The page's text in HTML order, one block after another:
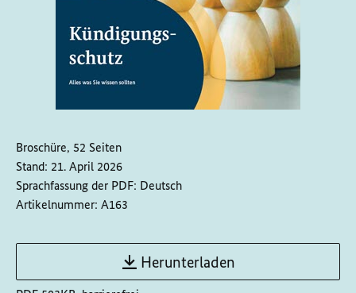
Broschüre, 52 Seiten
Stand: 21. April 2026
Sprachfassung der PDF: Deutsch
Artikelnummer: A163
Herunterladen